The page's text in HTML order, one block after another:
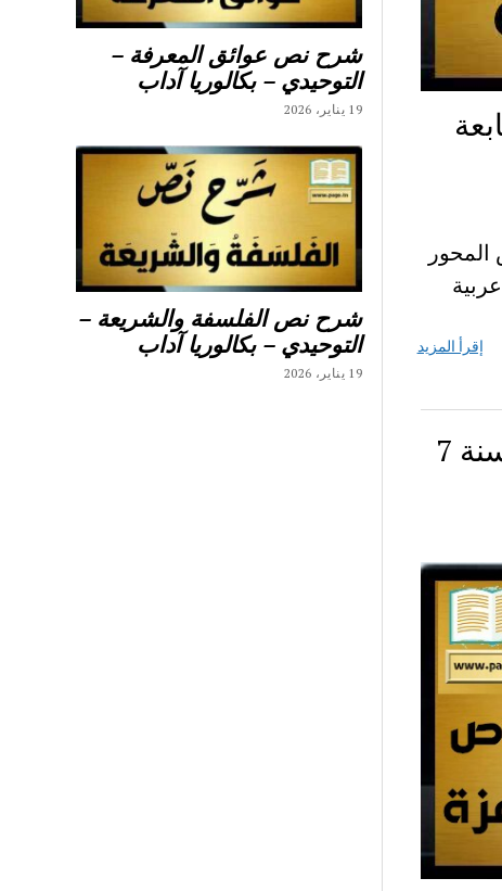
المحور
إقرأ المزيد
سابعة أساسي – موضوع إنشاء محور الحي سنة 7
شرح نص عوائق المعرفة –
التوحيدي – بكالوريا آداب
19 يناير، 2026
شرح نص الفلسفة والشريعة –
التوحيدي – بكالوريا آداب
19 يناير، 2026